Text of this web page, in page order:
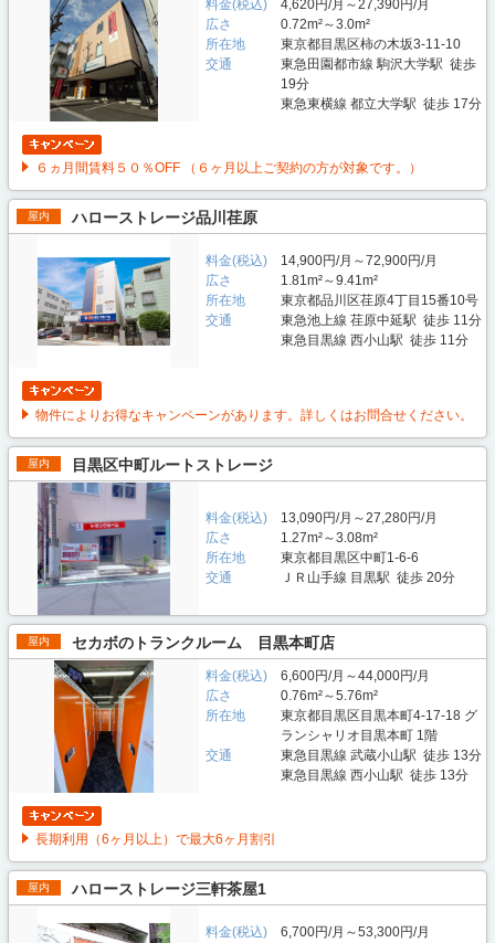
料金(税込)
4,620円/月～27,390円/月
広さ
0.72m²～3.0m²
所在地
東京都目黒区柿の木坂3-11-10
交通
東急田園都市線 駒沢大学駅 徒歩
19分
東急東横線 都立大学駅 徒歩 17分
６ヵ月間賃料５０％OFF （６ヶ月以上ご契約の方が対象です。）
屋内 ハローストレージ品川荏原
料金(税込)
14,900円/月～72,900円/月
広さ
1.81m²～9.41m²
所在地
東京都品川区荏原4丁目15番10号
交通
東急池上線 荏原中延駅 徒歩 11分
東急目黒線 西小山駅 徒歩 11分
物件によりお得なキャンペーンがあります。詳しくはお問合せください。
屋内 目黒区中町ルートストレージ
料金(税込)
13,090円/月～27,280円/月
広さ
1.27m²～3.08m²
所在地
東京都目黒区中町1-6-6
交通
ＪＲ山手線 目黒駅 徒歩 20分
屋内 セカボのトランクルーム 目黒本町店
料金(税込)
6,600円/月～44,000円/月
広さ
0.76m²～5.76m²
所在地
東京都目黒区目黒本町4-17-18 グ
ランシャリオ目黒本町 1階
交通
東急目黒線 武蔵小山駅 徒歩 13分
東急目黒線 西小山駅 徒歩 13分
長期利用（6ヶ月以上）で最大6ヶ月割引
屋内 ハローストレージ三軒茶屋1
料金(税込)
6,700円/月～53,300円/月